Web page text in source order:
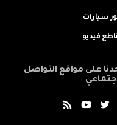
سيارات
فيديو
على مواقع التواصل